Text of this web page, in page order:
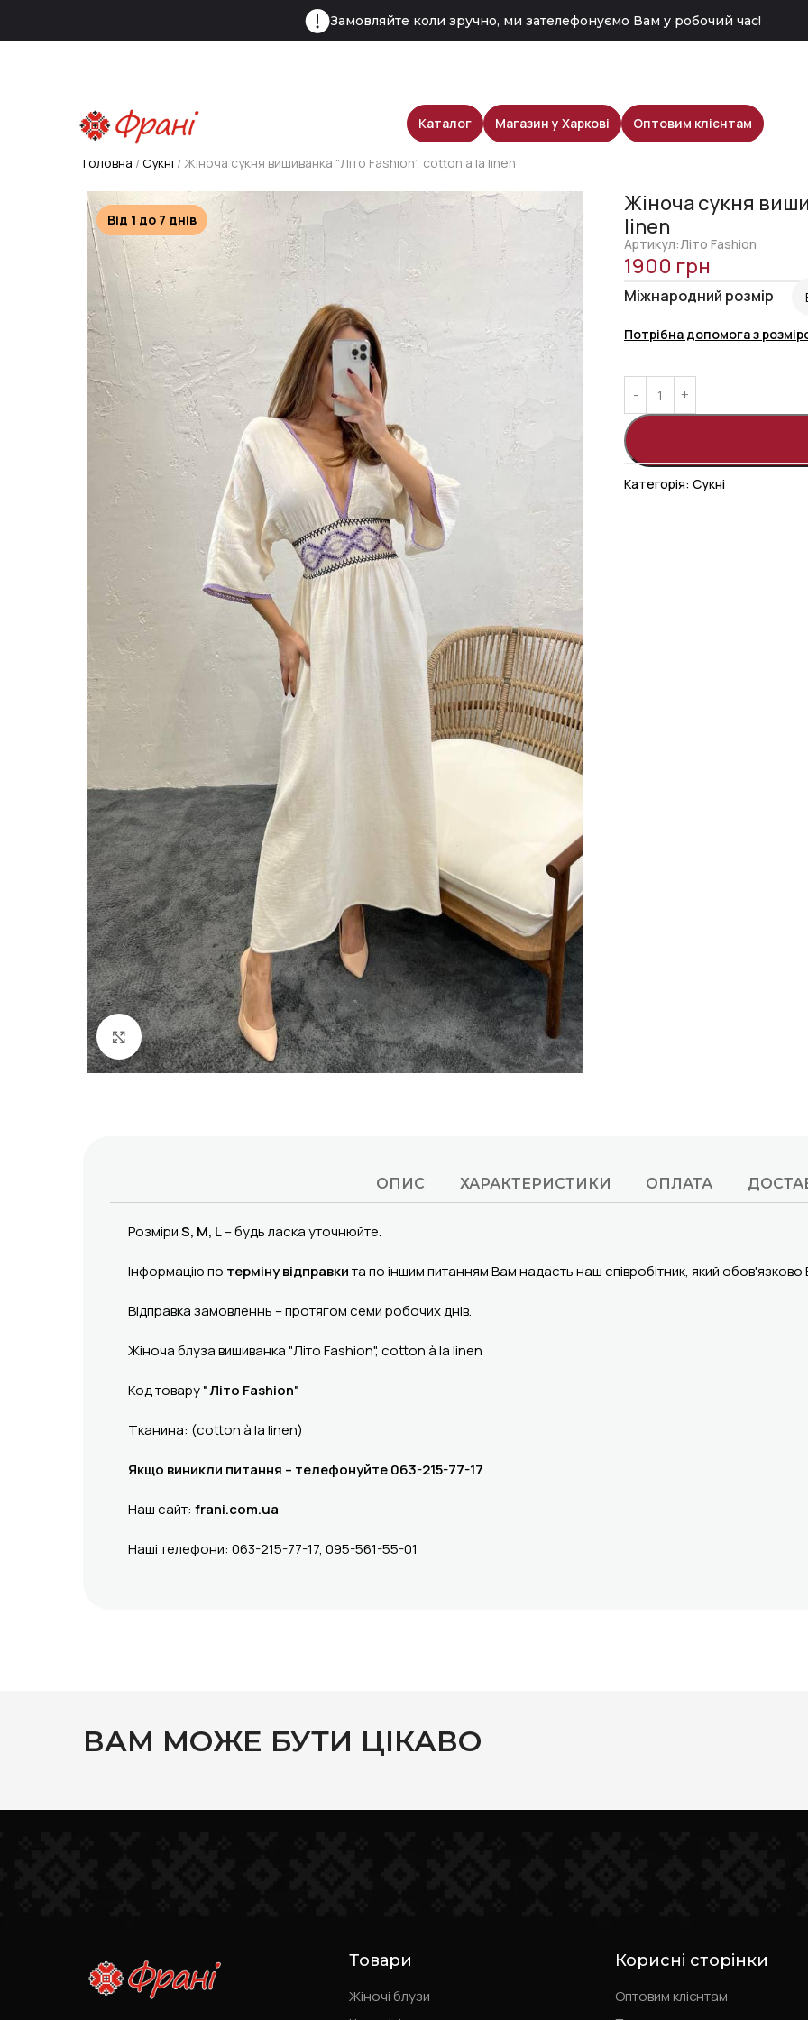
Замовляйте коли зручно, ми зателефонуємо Вам у робочий час!
Каталог Магазин у Харкові Оптовим клієнтам
Головна Сукні Жіноча сукня вишиванка “Літо Fashion”, cotton à la linen
Від 1 до 7 днів
Click to enlarge
Жіноча сукня
linen
Артикул:Літо Fashion
1900 грн
Міжнародний розмір
Потрібна допомога з
Категорія: Сукні
ОПИС ХАРАКТЕРИСТИКИ ОПЛАТА
РозміриS, M, L– будь ласка уточнюйте.
Інформацію по терміну відправкита по іншим питанням Вам надасть наш співробітник, який
Відправка замовленнь – протягом семи робочих днів.
Жіноча блуза вишиванка "Літо Fashion", cotton à la linen
Код товару"Літо Fashion"
Тканина: (cotton à la linen)
Якщо виникли питання – телефонуйте 063-215-77-17
Наш сайт: frani.com.ua
Наші телефони: 063-215-77-17, 095-561-55-01
ВАМ МОЖЕ БУТИ ЦІКАВО
Товари
Жіночі блузи
Корисні сторінки
Оптовим клієнтам